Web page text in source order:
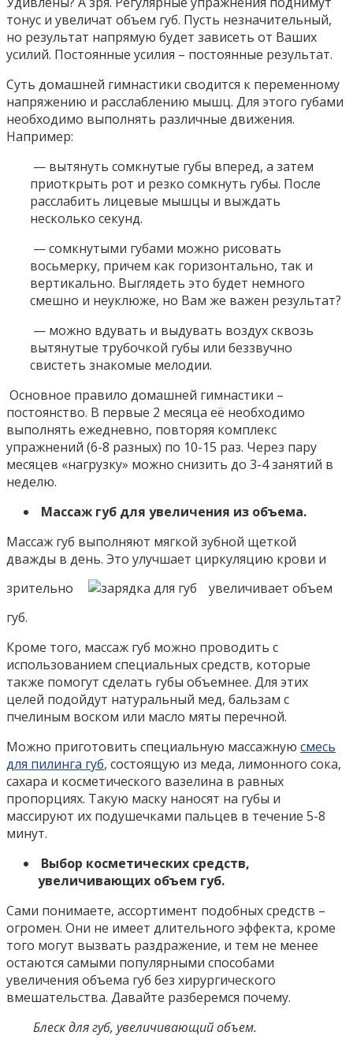
тонус и увеличат объем губ. Пусть незначительный,
но результат напрямую будет зависеть от Ваших
усилий. Постоянные усилия – постоянные результат.
Суть домашней гимнастики сводится к переменному
напряжению и расслаблению мышц. Для этого губами
необходимо выполнять различные движения.
Например:
— вытянуть сомкнутые губы вперед, а затем
приоткрыть рот и резко сомкнуть губы. После
расслабить лицевые мышцы и выждать
несколько секунд.
— сомкнутыми губами можно рисовать
восьмерку, причем как горизонтально, так и
вертикально. Выглядеть это будет немного
смешно и неуклюже, но Вам же важен результат?
— можно вдувать и выдувать воздух сквозь
вытянутые трубочкой губы или беззвучно
свистеть знакомые мелодии.
Основное правило домашней гимнастики –
постоянство. В первые 2 месяца её необходимо
выполнять ежедневно, повторяя комплекс
упражнений (6-8 разных) по 10-15 раз. Через пару
месяцев «нагрузку» можно снизить до 3-4 занятий в
неделю.
Массаж губ для увеличения из объема.
Массаж губ выполняют мягкой зубной щеткой
дважды в день. Это улучшает циркуляцию крови и
зрительно
увеличивает объем
губ.
Кроме того, массаж губ можно проводить с
использованием специальных средств, которые
также помогут сделать губы объемнее. Для этих
целей подойдут натуральный мед, бальзам с
пчелиным воском или масло мяты перечной.
Можно приготовить специальную массажную смесь
для пилинга губ, состоящую из меда, лимонного сока,
сахара и косметического вазелина в равных
пропорциях. Такую маску наносят на губы и
массируют их подушечками пальцев в течение 5-8
минут.
Выбор косметических средств,
увеличивающих объем губ.
Сами понимаете, ассортимент подобных средств –
огромен. Они не имеет длительного эффекта, кроме
того могут вызвать раздражение, и тем не менее
остаются самыми популярными способами
увеличения объема губ без хирургического
вмешательства. Давайте разберемся почему.
Блеск для губ, увеличивающий объем.